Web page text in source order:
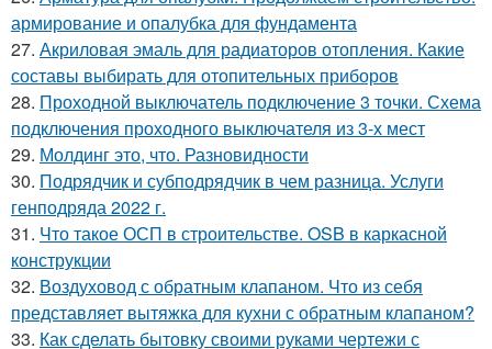
армирование и опалубка для фундамента
27. Акриловая эмаль для радиаторов отопления. Какие
составы выбирать для отопительных приборов
28. Проходной выключатель подключение 3 точки. Схема
подключения проходного выключателя из 3-х мест
29. Молдинг это, что. Разновидности
30. Подрядчик и субподрядчик в чем разница. Услуги
генподряда 2022 г.
31. Что такое ОСП в строительстве. OSB в каркасной
конструкции
32. Воздуховод с обратным клапаном. Что из себя
представляет вытяжка для кухни с обратным клапаном?
33. Как сделать бытовку своими руками чертежи с